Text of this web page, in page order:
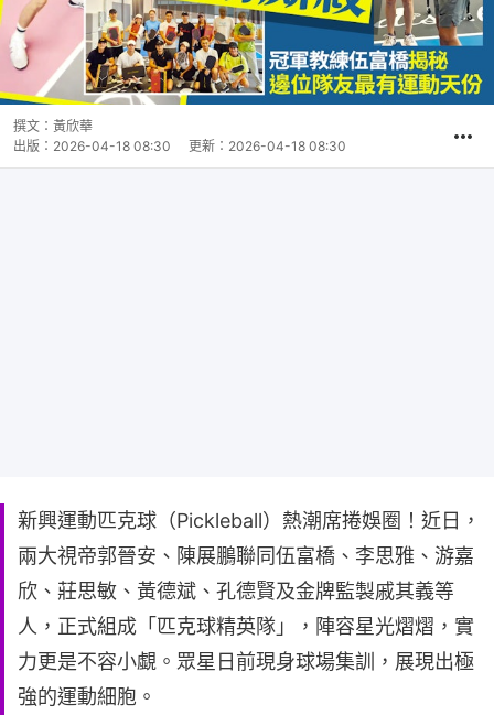
撰文： 黃欣華
出版： 2026-04-18 08:30 更新： 2026-04-18 08:30
新興運動匹克球（Pickleball）熱潮席捲娛圈！近日，
兩大視帝郭晉安、陳展鵬聯同伍富橋、李思雅、游嘉
欣、莊思敏、黃德斌、孔德賢及金牌監製戚其義等
人，正式組成「匹克球精英隊」，陣容星光熠熠，實
力更是不容小覷。眾星日前現身球場集訓，展現出極
強的運動細胞。